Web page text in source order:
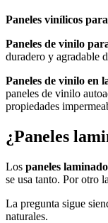
Paneles vinílicos
Paneles de vinilo
duradero y agradable
Paneles de vinilo en
paneles de vinilo
propiedades
¿Paneles
Los paneles
se usa tanto. Por otro
La pregunta sigue
naturales.